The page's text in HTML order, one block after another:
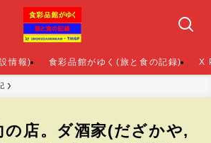
情報) 食彩品館がゆく(旅と食の記録) X
の店。ダ酒家(だざかや,